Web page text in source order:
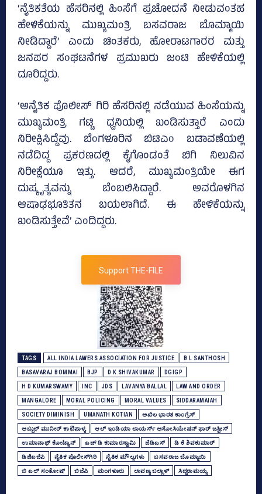
‘ನೈತಿಕತೆಯ ಹೆಸರಿನಲ್ಲಿ ಹಿಂಸೆಗೆ ಪ್ರಚೋದನೆ ನೀಡುವಂತಹ
ಹೇಳಿಕೆಯನ್ನು ಮುಖ್ಯಮಂತ್ರಿ ಬಸವರಾಜ ಬೊಮ್ಮಾಯಿ
ನೀಡಿದ್ದಾರೆ’ ಎಂದು ಚಿಂತಕರು, ಹೋರಾಟಗಾರರ ಮತ್ತು
ಜನಪರ ಸಂಘಟನೆಗಳ ಪ್ರಮುಖರು ಜಂಟಿ ಹೇಳಿಕೆಯಲ್ಲಿ
ದೂರಿದ್ದರು.
‘ಅನೈತಿಕ ಪೊಲೀಸ್‌ ಗಿರಿ ಹೆಸರಿನಲ್ಲಿ ನಡೆಯುವ ಹಿಂಸೆಯನ್ನು
ಮುಖ್ಯಮಂತ್ರಿ ಗಟ್ಟಿ ಧ್ವನಿಯಲ್ಲಿ ಖಂಡಿಸುತ್ತಾರೆ ಎಂದು
ನಿರೀಕ್ಷಿಸಿದ್ದೆವು. ಬೆಂಗಳೂರಿನ ಬಿಟಿಎಂ ಬಡಾವಣೆಯಲ್ಲಿ
ನಡೆದಿದ್ದ ಪ್ರಕರಣದಲ್ಲಿ ಕೈಗೊಂಡಂತೆ ಬಿಗಿ ನಿಲುವಿನ
ನಿರೀಕ್ಷೆಯೂ ಇತ್ತು. ಆದರೆ, ಮುಖ್ಯಮಂತ್ರಿಯೇ ಈಗ
ದುಷ್ಕೃತ್ಯವನ್ನು ಬೆಂಬಲಿಸಿದ್ದಾರೆ. ಅವರೊಳಗಿನ
ಆಷಾಢಭೂತಿತನ ಬಯಲಾಗಿದೆ. ಈ ಹೇಳಿಕೆಯನ್ನು
ಖಂಡಿಸುತ್ತೇವೆ’ ಎಂದಿದ್ದರು.
Support THE-FILE
TAGS ALL INDIA LAWERS ASSOCIATION FOR JUSTICE B L SANTHOSH
BASAVARAJ BOMMAI BJP D K SHIVAKUMAR DGIGP
H D KUMARSWAMY INC JDS LAVANYA BALLAL LAW AND ORDER
MANGALORE MORAL POLICING MORAL VALUES SIDDARAMAIAH
SOCIETY DIMINISH UMANATH KOTIAN ಅಖಿಲ ಭಾರತ ಕಾಂಗ್ರೆಸ್‌
ಅಬ್ದುಲ್‌ ಮುನೀರ್‌ ಕಾಟಿಪಾಳ್ಯ ಆಲ್‌ ಇಂಡಿಯಾ ಲಾಯರ್ಸ್‌ ಅಸೋಸಿಯೇಷನ್‌ ಫಾರ್‌ ಜಸ್ಟೀಸ್‌
ಉಮಾನಾಥ್ ಕೋಟ್ಯಾನ್‌ ಎಚ್‌ ಡಿ ಕುಮಾರಸ್ವಾಮಿ ಜೆಡಿಎಸ್‌ ಡಿ ಕೆ ಶಿವಕುಮಾರ್
ಡಿಜಿಐಜಿಪಿ ನೈತಿಕ ಪೊಲೀಸ್‌ಗಿರಿ ನೈತಿಕ ಮೌಲ್ಯಗಳು ಬಸವರಾಜ ಬೊಮ್ಮಾಯಿ
ಬಿ ಎಲ್‌ ಸಂತೋಷ್‌ ಬಿಜೆಪಿ ಮಂಗಳೂರು ಲಾವಣ್ಯ ಬಲ್ಲಾಳ್‌ ಸಿದ್ದರಾಮಯ್ಯ